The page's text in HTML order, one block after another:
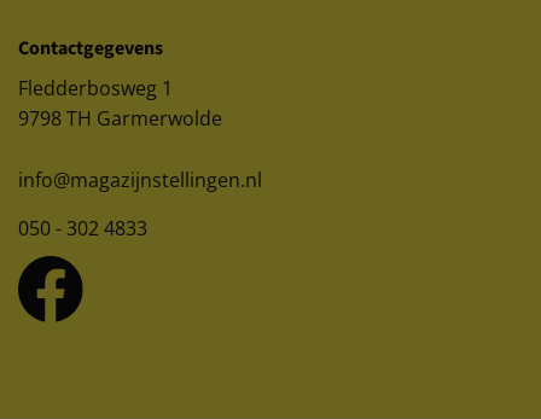
Contactgegevens
Fledderbosweg 1
9798 TH Garmerwolde
info@magazijnstellingen.nl
050 - 302 4833